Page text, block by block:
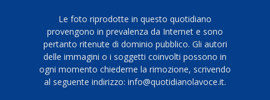
Le foto riprodotte in questo quotidiano
provengono in prevalenza da Internet e sono
pertanto ritenute di dominio pubblico. Gli autori
delle immagini o i soggetti coinvolti possono in
ogni momento chiederne la rimozione, scrivendo
al seguente indirizzo: info@quotidianolavoce.it.